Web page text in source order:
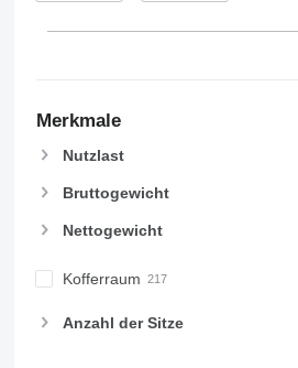
Merkmale
Nutzlast
Bruttogewicht
Nettogewicht
Kofferraum
Anzahl der Sitze